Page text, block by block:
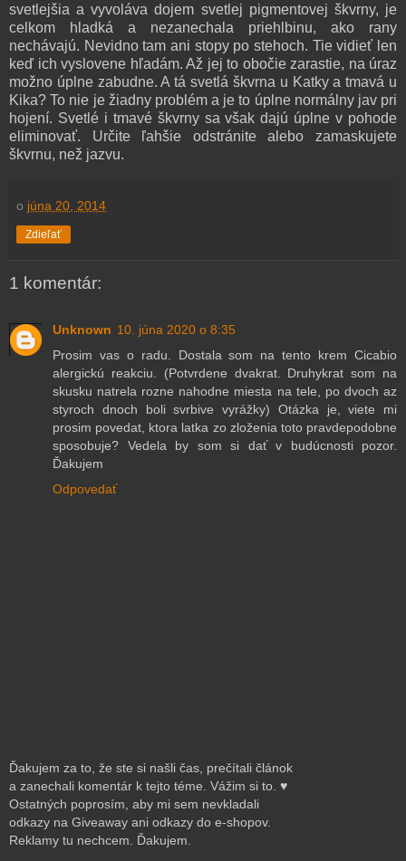
svetlejšia a vyvoláva dojem svetlej pigmentovej škvrny, je
celkom hladká a nezanechala priehlbinu, ako rany
nechávajú. Nevidno tam ani stopy po stehoch. Tie vidieť len
keď ich vyslovene hľadám. Až jej to obočie zarastie, na úraz
možno úplne zabudne. A tá svetlá škvrna u Katky a tmavá u
Kika? To nie je žiadny problém a je to úplne normálny jav pri
hojení. Svetlé i tmavé škvrny sa však dajú úplne v pohode
eliminovať. Určite ľahšie odstránite alebo zamaskujete
škvrnu, než jazvu.
o júna 20, 2014
Zdieľať
1 komentár:
Unknown 10. júna 2020 o 8:35
Prosim vas o radu. Dostala som na tento krem Cicabio
alergickú reakciu. (Potvrdene dvakrat. Druhykrat som na
skusku natrela rozne nahodne miesta na tele, po dvoch az
styroch dnoch boli svrbive vyrážky) Otázka je, viete mi
prosim povedat, ktora latka zo zloženia toto pravdepodobne
sposobuje? Vedela by som si dať v budúcnosti pozor.
Ďakujem
Odpovedať
Ďakujem za to, že ste si našli čas, prečítali článok
a zanechali komentár k tejto téme. Vážim si to. ♥
Ostatných poprosím, aby mi sem nevkladali
odkazy na Giveaway ani odkazy do e-shopov.
Reklamy tu nechcem. Ďakujem.